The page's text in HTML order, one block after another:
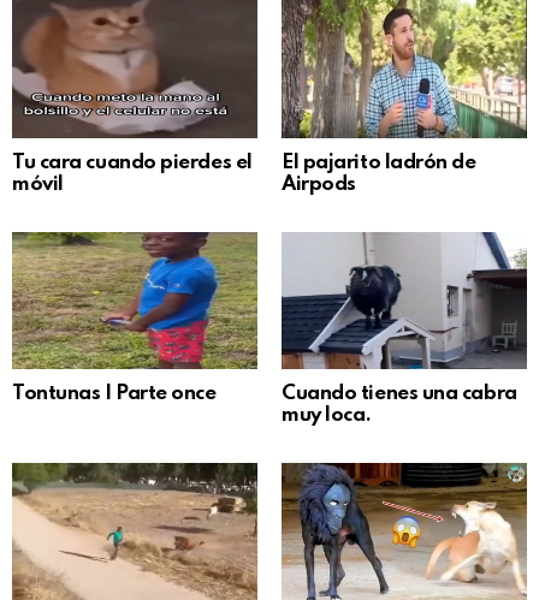
Tu cara cuando pierdes el
móvil
El pajarito ladrón de
Airpods
Tontunas | Parte once
Cuando tienes una cabra
muy loca.